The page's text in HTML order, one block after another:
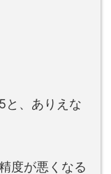
と、ありえな
度が悪くなる